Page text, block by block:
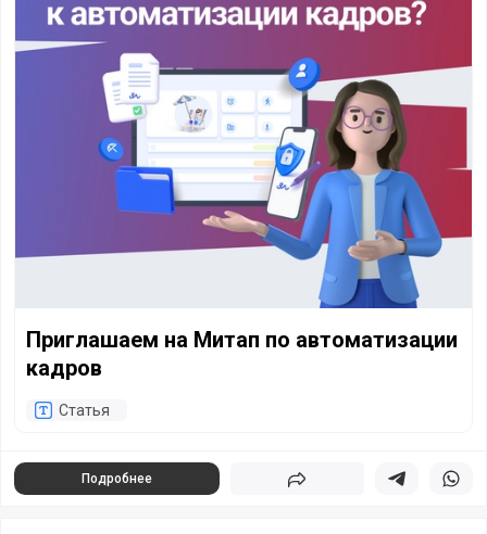
Приглашаем на Митап по автоматизации
кадров
Статья
Подробнее Поделиться Поделиться в